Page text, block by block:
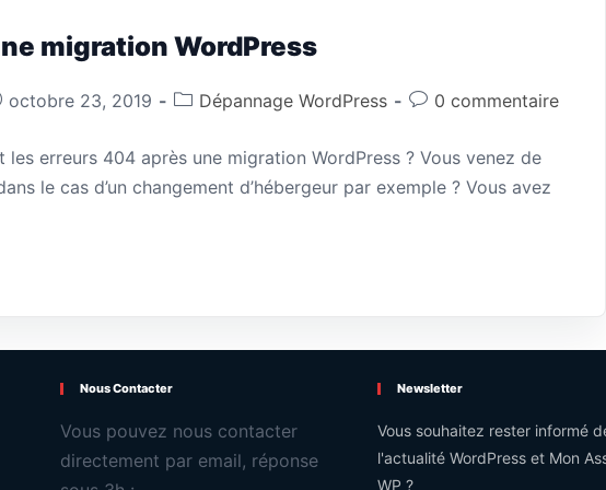
migration WordPress
octobre 23, 2019 Dépannage WordPress 0 commentaire
erreurs 404 après une migration WordPress ? Vous venez de
le cas d’un changement d’hébergeur par exemple ? Vous avez
Nous Contacter
Vous pouvez nous contacter
directement par email, réponse
Newsletter
Vous souhaitez rester informé
l'actualité WordPress et Mon
WP ?